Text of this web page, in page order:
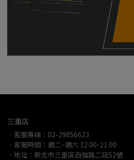
三重店
．客服專線：02-29856623
．客服時間：週二~週六 12:00-21:00
．地址：新北市三重區自強路二段52號